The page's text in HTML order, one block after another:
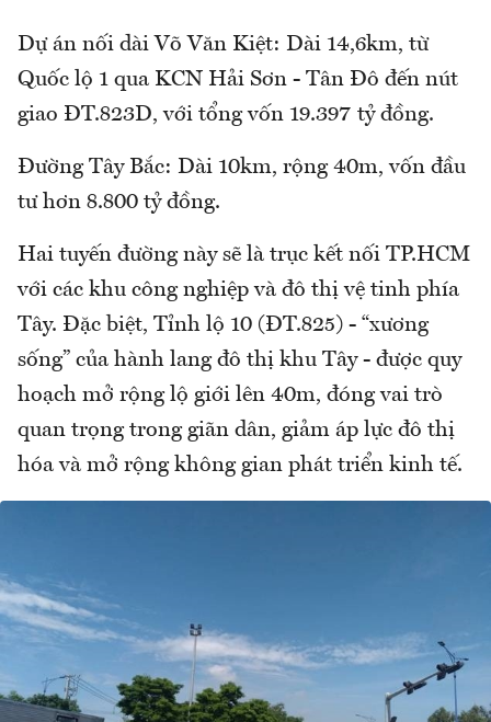
Dự án nối dài Võ Văn Kiệt: Dài 14,6km, từ
Quốc lộ 1 qua KCN Hải Sơn - Tân Đô đến nút
giao ĐT.823D, với tổng vốn 19.397 tỷ đồng.
Đường Tây Bắc: Dài 10km, rộng 40m, vốn đầu
tư hơn 8.800 tỷ đồng.
Hai tuyến đường này sẽ là trục kết nối TP.HCM
với các khu công nghiệp và đô thị vệ tinh phía
Tây. Đặc biệt, Tỉnh lộ 10 (ĐT.825) - “xương
sống” của hành lang đô thị khu Tây - được quy
hoạch mở rộng lộ giới lên 40m, đóng vai trò
quan trọng trong giãn dân, giảm áp lực đô thị
hóa và mở rộng không gian phát triển kinh tế.